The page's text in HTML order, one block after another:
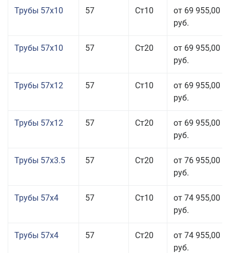
Трубы 57x10 57 Ст10
от 69 955,00
руб.
Трубы 57x10 57 Ст20
от 69 955,00
руб.
Трубы 57x12 57 Ст10
от 69 955,00
руб.
Трубы 57x12 57 Ст20
от 69 955,00
руб.
Трубы 57x3.5 57 Ст20
от 76 955,00
руб.
Трубы 57x4 57 Ст10
от 74 955,00
руб.
Трубы 57x4 57 Ст20
от 74 955,00
руб.